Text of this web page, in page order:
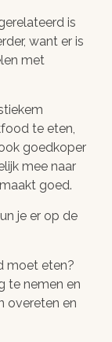
is
want er is
met
te eten,
goedkoper
mee naar
goed.
je er op de
moet eten?
te nemen en
overeten en